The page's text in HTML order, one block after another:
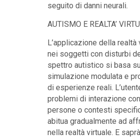
seguito di danni neurali.
AUTISMO E REALTA’
L’applicazione della realtà
nei soggetti con disturbi
spettro autistico si basa
simulazione modulata e
di esperienze reali.
problemi di interazione
persone o contesti
abitua gradualmente ad
nella realtà virtuale. E